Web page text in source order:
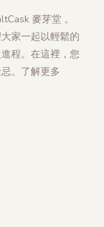
麥芽堂 。
家一起以輕鬆的
程。在這裡，您
。 了解更多